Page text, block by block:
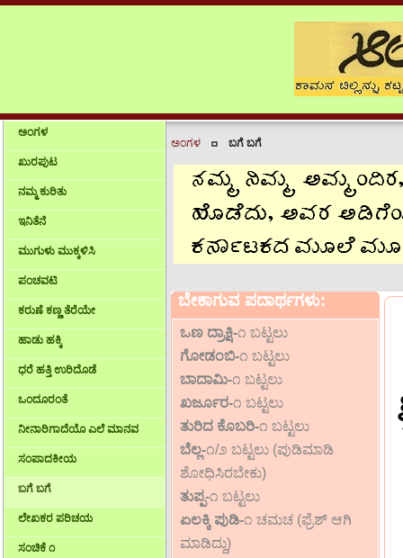
ಅಂಗಳ
ಖುರಪುಟ
ನಮ್ಮ ಕುರಿತು
ಇನಿತೆನೆ
ಮುಗುಳು ಮುಕ್ಕಳಿಸಿ
ಪಂಚವಟಿ
ಕರುಣೆ ಕಣ್ಣ ತೆರೆಯೇ
ಹಾಡು ಹಕ್ಕಿ
ಧರೆ ಹತ್ತಿ ಉರಿದೊಡೆ
ಒಂದೂರಂತೆ
ನೀನಾರಿಗಾದೆಯೊ ಎಲೆ ಮಾನವ
ಸಂಪಾದಕೀಯ
ಬಗೆ ಬಗೆ
ಲೇಖಕರ ಪರಿಚಯ
ಸಂಚಿಕೆ ೧
ಅಂಗಳ ಬಗೆ ಬಗೆ
ಬೇಕಾಗುವ ಪದಾರ್ಥಗಳು:
ಒಣ ದ್ರಾಕ್ಷಿ-೧ ಬಟ್ಟಲು
ಗೋಡಂಬಿ-೧ ಬಟ್ಟಲು
ಬಾದಾಮಿ-೧ ಬಟ್ಟಲು
ಖರ್ಜೂರ-೧ ಬಟ್ಟಲು
ತುರಿದ ಕೊಬರಿ-೧ ಬಟ್ಟಲು
ಬೆಲ್ಲ-೧/೨ ಬಟ್ಟಲು (ಪುಡಿಮಾಡಿ
ಶೋಧಿಸಿರಬೇಕು)
ತುಪ್ಪ-೧ ಬಟ್ಟಲು
ಏಲಕ್ಕಿ ಪುಡಿ-೧ ಚಮಚ (ಫ್ರೆಶ್ ಆಗಿ
ಮಾಡಿದ್ದು)